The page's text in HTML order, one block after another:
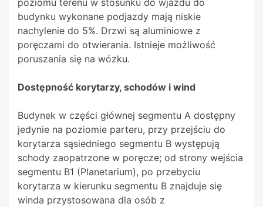
poziomu terenu w stosunku do wjazdu do
budynku wykonane podjazdy mają niskie
nachylenie do 5%. Drzwi są aluminiowe z
poręczami do otwierania. Istnieje możliwość
poruszania się na wózku.
Dostępność korytarzy, schodów i wind
Budynek w części głównej segmentu A dostępny
jedynie na poziomie parteru, przy przejściu do
korytarza sąsiedniego segmentu B występują
schody zaopatrzone w poręcze; od strony wejścia
segmentu B1 (Planetarium), po przebyciu
korytarza w kierunku segmentu B znajduje się
winda przystosowana dla osób z